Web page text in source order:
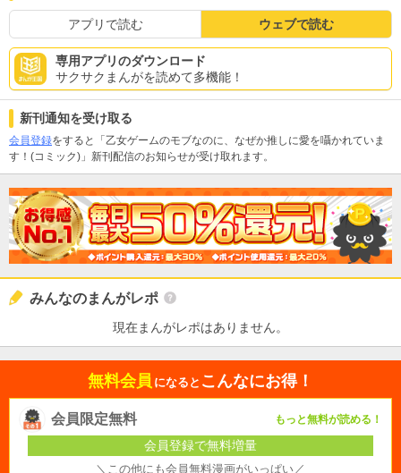
アプリで読む ウェブで読む
専用アプリのダウンロード
サクサクまんがを読めて多機能！
新刊通知を受け取る
会員登録をすると「乙女ゲームのモブなのに、なぜか推しに愛を囁かれていま
す！(コミック)」新刊配信のお知らせが受け取れます。
みんなのまんがレポ
現在まんがレポはありません。
無料会員 になると こんなにお得！
会員限定無料 もっと無料が読める！
会員登録で無料増量
＼この他にも会員無料漫画がいっぱい／